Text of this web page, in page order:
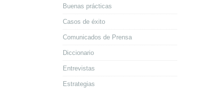
Buenas prácticas
Casos de éxito
Comunicados de Prensa
Diccionario
Entrevistas
Estrategias